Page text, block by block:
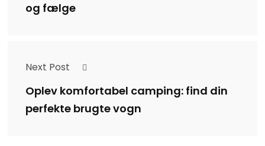
og fælge
Next Post
Oplev komfortabel camping: find din
perfekte brugte vogn